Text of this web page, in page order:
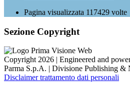
Pagina visualizzata 117429 volte
Sezione Copyright
Copyright 2026 | Engineered and
Parma S.p.A. | Divisione Publishing &
Disclaimer trattamento dati personali